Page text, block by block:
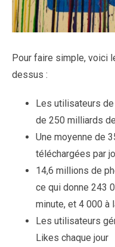
Pour faire simple, voici
dessus :
Les utilisateurs
de 250 milliards
Une moyenne de
téléchargées par
14,6 millions de
ce qui donne 243
minute, et 4 000 à
Les utilisateurs
Likes chaque jour